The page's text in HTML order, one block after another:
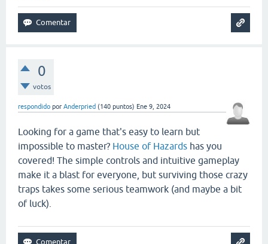
0
votos
respondido por Anderpried (140 puntos) Ene 9, 2024
Looking for a game that's easy to learn but
impossible to master? House of Hazards has you
covered! The simple controls and intuitive gameplay
make it a blast for everyone, but surviving those crazy
traps takes some serious teamwork (and maybe a bit
of luck).